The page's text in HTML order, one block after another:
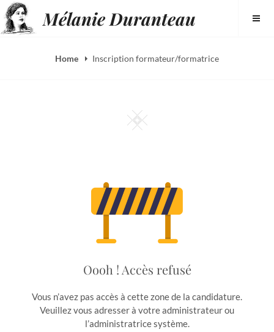
Skip
to
Mélanie Duranteau
Home Inscription formateur/formatrice
Square
Oooh ! Accès refusé
Vous n’avez pas accès à cette zone de la candidature.
Veuillez vous adresser à votre administrateur ou
l’administratrice système.